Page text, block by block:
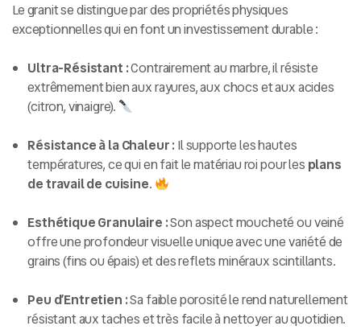
Le granit se distingue par des propriétés physiques
exceptionnelles qui en font un investissement durable :
Ultra-Résistant :Contrairement au marbre, il résiste
extrêmement bien aux rayures, aux chocs et aux acides
(citron, vinaigre).
Résistance à la Chaleur :Il supporte les hautes
températures, ce qui en fait le matériau roi pour les plans
de travail de cuisine.
Esthétique Granulaire :Son aspect moucheté ou veiné
offre une profondeur visuelle unique avec une variété de
grains (fins ou épais) et des reflets minéraux scintillants.
Peu d’Entretien :Sa faible porosité le rend naturellement
résistant aux taches et très facile à nettoyer au quotidien.